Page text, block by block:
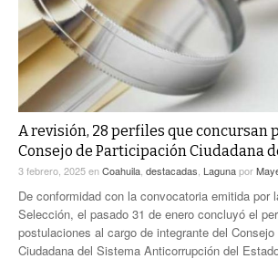
EXA INFORMA
CONTEXTOS
TRAYECTO LAGUNA
A MEDIA MAÑANA
A TODA LEY
ENTRE LAGUNEROS
DIÁLOGOS CON LA HISTORIA
TWEETS AND BEATS
LA MEJOR 97.1 ESTÉREO GALLITO
ACTUALIDADES GREM
PULSO
A revisión, 28 perfiles que concursan
Consejo de Participación Ciudadana
3 febrero, 2025enCoahuila destacadas Lagunapor
De conformidad con la convocatoria emitida por
Selección, el pasado 31 de enero concluyó el
postulaciones al cargo de integrante del
Ciudadana del Sistema Anticorrupción del